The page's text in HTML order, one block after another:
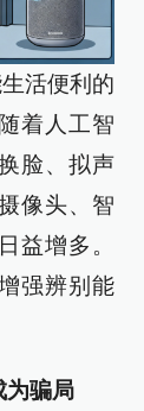
活便利的
着人工智
脸、拟声
像头、智
益增多。
强辨别能
为骗局